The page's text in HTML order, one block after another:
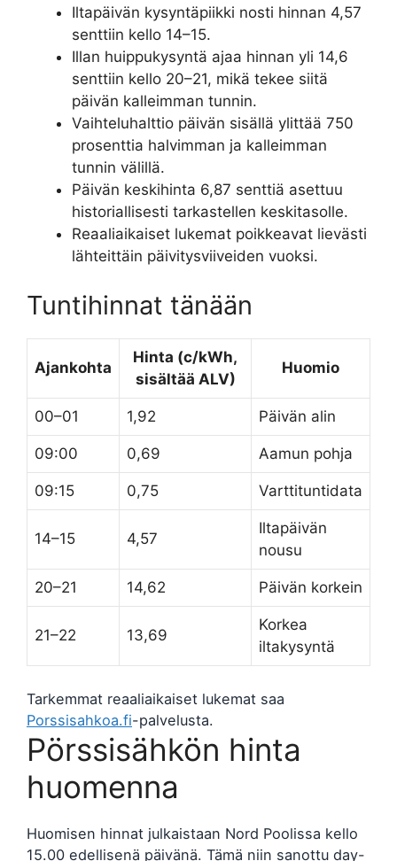
Iltapäivän kysyntäpiikki nosti hinnan 4,57
senttiin kello 14–15.
Illan huippukysyntä ajaa hinnan yli 14,6
senttiin kello 20–21, mikä tekee siitä
päivän kalleimman tunnin.
Vaihteluhalttio päivän sisällä ylittää 750
prosenttia halvimman ja kalleimman
tunnin välillä.
Päivän keskihinta 6,87 senttiä asettuu
historiallisesti tarkastellen keskitasolle.
Reaaliaikaiset lukemat poikkeavat lievästi
lähteittäin päivitysviiveiden vuoksi.
Tuntihinnat tänään
Ajankohta
Hinta (c/kWh,
sisältää ALV)
Huomio
00–01 1,92 Päivän alin
09:00 0,69 Aamun pohja
09:15 0,75 Varttituntidata
14–15 4,57
Iltapäivän
nousu
20–21 14,62 Päivän korkein
21–22 13,69
Korkea
iltakysyntä
Tarkemmat reaaliaikaiset lukemat saa
Porssisahkoa.fi-palvelusta.
Pörssisähkön hinta
huomenna
Huomisen hinnat julkaistaan Nord Poolissa kello
15.00 edellisenä päivänä. Tämä niin sanottu day-